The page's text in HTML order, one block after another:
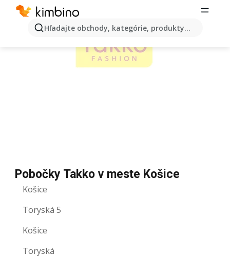
Hľadajte obchody, kategórie, produkty...
Pobočky Takko v meste Košice
Košice
Toryská 5
Košice
Toryská